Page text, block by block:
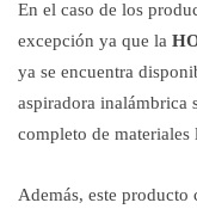
En el caso de los
excepción ya que la
ya se encuentra
aspiradora inalámbrica
completo de
Además, este